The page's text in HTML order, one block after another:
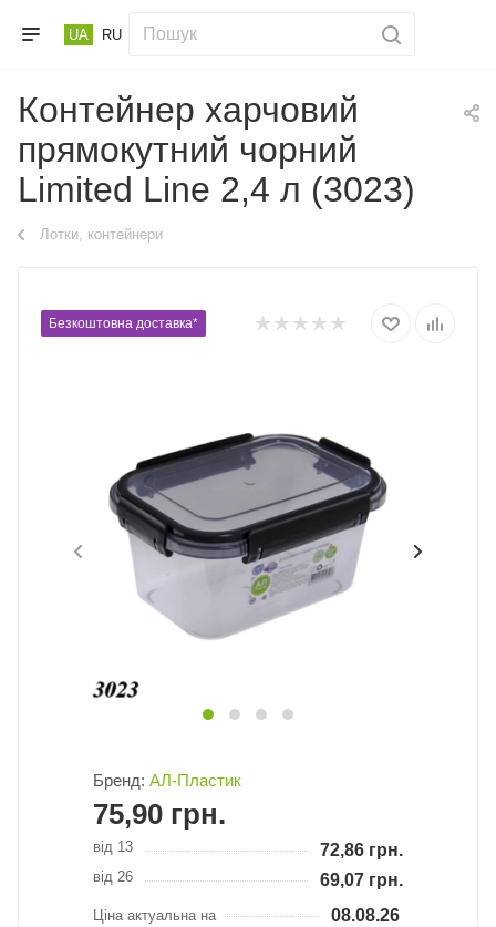
UA RU
Контейнер харчовий
прямокутний чорний
Limited Linе 2,4 л (3023)
Лотки, контейнери
Безкоштовна доставка*
Бренд: АЛ-Пластик
75,90 грн.
від 13 72,86 грн.
від 26 69,07 грн.
Ціна актуальна на 08.08.26